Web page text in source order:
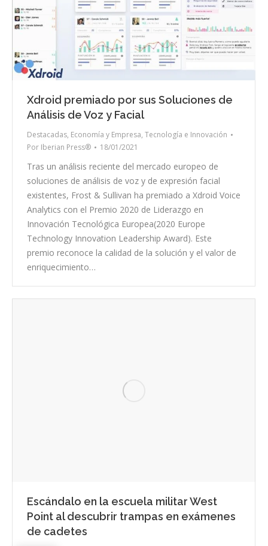
Xdroid premiado por sus Soluciones de
Análisis de Voz y Facial
Destacadas, Economía y Empresa, Tecnología e Innovación
Por Iberian Press® 18/01/2021
Tras un análisis reciente del mercado europeo de
soluciones de análisis de voz y de expresión facial
existentes, Frost & Sullivan ha premiado a Xdroid Voice
Analytics con el Premio 2020 de Liderazgo en
Innovación Tecnológica Europea(2020 Europe
Technology Innovation Leadership Award). Este
premio reconoce la calidad de la solución y el valor de
enriquecimiento…
Escándalo en la escuela militar West
Point al descubrir trampas en exámenes
de cadetes